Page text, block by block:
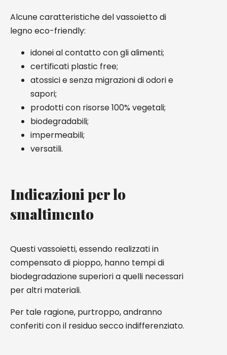
Alcune caratteristiche del vassoietto di
legno eco-friendly:
idonei al contatto con gli alimenti;
certificati plastic free;
atossici e senza migrazioni di odori e
sapori;
prodotti con risorse 100% vegetali;
biodegradabili;
impermeabili;
versatili.
Indicazioni per lo
smaltimento
Questi vassoietti, essendo realizzati in
compensato di pioppo, hanno tempi di
biodegradazione superiori a quelli necessari
per altri materiali.
Per tale ragione, purtroppo, andranno
conferiti con il residuo secco indifferenziato.